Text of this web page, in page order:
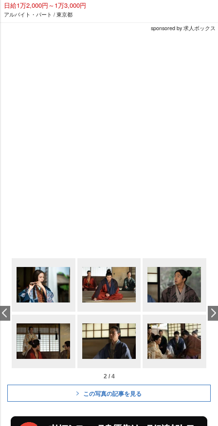
日給1万2,000円～1万3,000円
アルバイト・パート / 東京都
sponsored by 求人ボックス
2 / 4
この写真の記事を見る